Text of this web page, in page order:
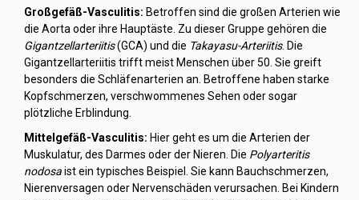
Großgefäß-Vasculitis: Betroffen sind die großen Arterien wie
die Aorta oder ihre Hauptäste. Zu dieser Gruppe gehören die
Gigantzellarteriitis(GCA) und die Takayasu-Arteriitis. Die
Gigantzellarteriitis trifft meist Menschen über 50. Sie greift
besonders die Schläfenarterien an. Betroffene haben starke
Kopfschmerzen, verschwommenes Sehen oder sogar
plötzliche Erblindung.
Mittelgefäß-Vasculitis: Hier geht es um die Arterien der
Muskulatur, des Darmes oder der Nieren. Die Polyarteritis
nodosaist ein typisches Beispiel. Sie kann Bauchschmerzen,
Nierenversagen oder Nervenschäden verursachen. Bei Kindern